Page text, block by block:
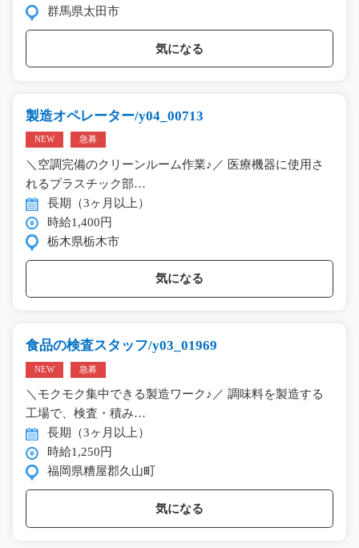
群馬県太田市
気になる
製造オペレーター/y04_00713
NEW 急募
＼空調完備のクリーンルーム作業♪／ 医療機器に使用さ
れるプラスチック部…
長期（3ヶ月以上）
時給1,400円
栃木県栃木市
気になる
食品の検査スタッフ/y03_01969
NEW 急募
＼モクモク集中できる製造ワーク♪／ 調味料を製造する
工場で、検査・積み…
長期（3ヶ月以上）
時給1,250円
福岡県糟屋郡久山町
気になる